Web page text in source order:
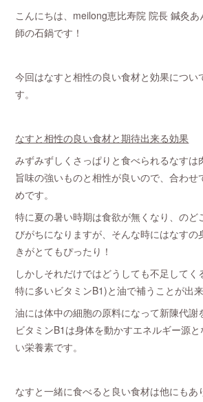
こんにちは、meilong恵比寿院 院長 鍼灸
師の石鍋です！
今回はなすと相性の良い食材と効果につい
す。
なすと相性の良い食材と期待出来る効果
みずみずしくさっぱりと食べられるなすは
旨味の強いものと相性が良いので、合わせ
めです。
特に夏の暑い時期は食欲が無くなり、のど
びがちになりますが、そんな時にはなすの
きがとてもぴったり！
しかしそれだけではどうしても不足してく
特に多いビタミンB1)と油で補うことが出来
油には体中の細胞の原料になって新陳代謝
ビタミンB1は身体を動かすエネルギー源
い栄養素です。
なすと一緒に食べると良い食材は他にもあ